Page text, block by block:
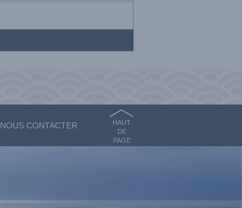
NOUS CONTACTER
HAUT
DE
PAGE